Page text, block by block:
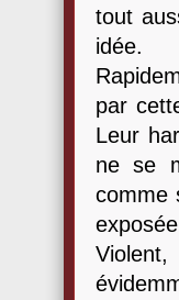
tout
idée.
par
Leur
ne se
comme